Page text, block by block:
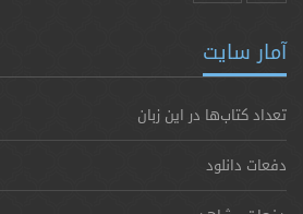
آمار سایت
تعداد کتاب‌ها در این زبان
دفعات دانلود